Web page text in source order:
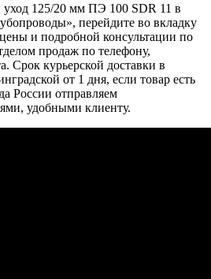
125/20 мм ПЭ 100 SDR 11 в
перейдите во вкладку
и подробной консультации по
продаж по телефону,
Срок курьерской доставки в
от 1 дня, если товар есть
России отправляем
удобными клиенту.